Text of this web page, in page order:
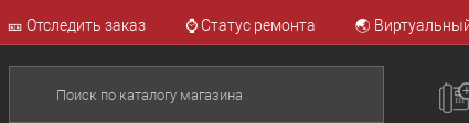
🎫 Отследить заказ ⌚ Статус ремонта 🌏